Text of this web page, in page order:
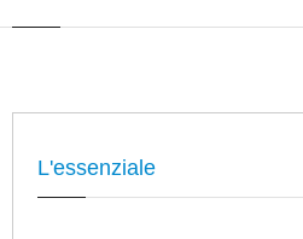
L'essenziale